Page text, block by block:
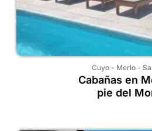
Cuyo- Merlo-
Cabañas en
pie del